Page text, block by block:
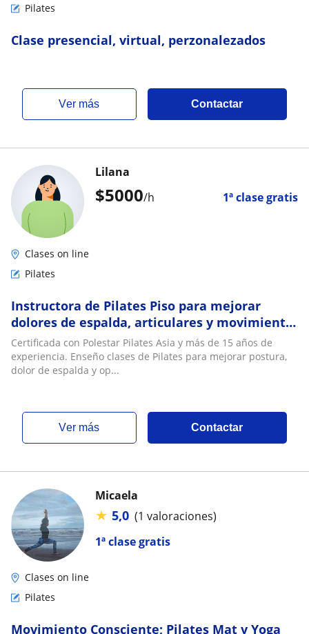
Pilates
Clase presencial, virtual, perzonalezados
ver más Contactar
$5000/h 1ª clase gratis
Lilana
Clases on line
Pilates
Instructora de Pilates Piso para mejorar
dolores de espalda, articulares y movimiento
funcional
Certificada con Polestar Pilates Asia y más de 15 años de
experiencia. Enseño clases de Pilates para mejorar postura,
dolor de espalda y op...
ver más Contactar
1ª clase gratis
Micaela
★ 5,0 (1 valoraciones)
Clases on line
Pilates
Movimiento Consciente; Pilates Mat y Yoga